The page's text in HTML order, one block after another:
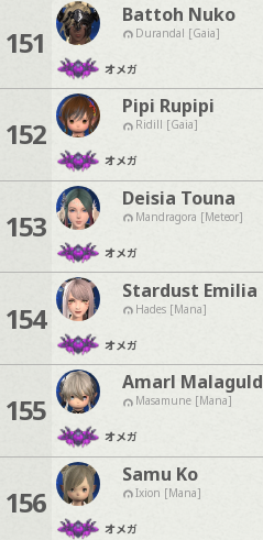
151
Battoh Nuko
Durandal [Gaia]
オメガ
152
Pipi Rupipi
Ridill [Gaia]
オメガ
153
Deisia Touna
Mandragora [Meteor]
オメガ
154
Stardust Emilia
Hades [Mana]
オメガ
155
Amarl Malaguld
Masamune [Mana]
オメガ
156
Samu Ko
Ixion [Mana]
オメガ